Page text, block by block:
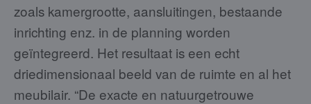
zoals kamergrootte, aansluitingen, bestaande
inrichting enz. in de planning worden
geïntegreerd. Het resultaat is een echt
driedimensionaal beeld van de ruimte en al het
meubilair. “De exacte en natuurgetrouwe